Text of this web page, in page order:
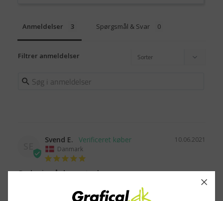
Anmeldelser Spørgsmål & Svar
Filtrer anmeldelser
10.06.2021
Svend E.
Danmark
God pris på denne tavle
Whiteboard - Lintex Boarder med aluminiumsramme 100 x 120